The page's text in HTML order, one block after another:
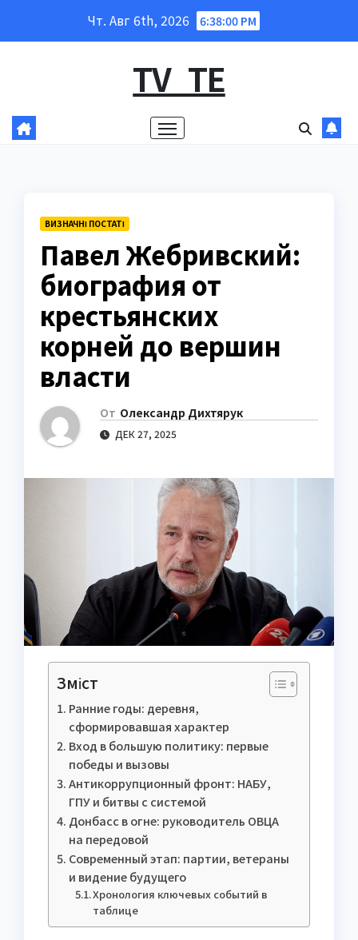
Чт. Авг 6th, 2026 6:38:01 PM
TV_TE
ВИЗНАЧНІ ПОСТАТІ
Павел Жебривский:
биография от
крестьянских
корней до вершин
власти
От Олександр Дихтярук
ДЕК 27, 2025
Зміст
Ранние годы: деревня,
сформировавшая характер
Вход в большую политику: первые
победы и вызовы
Антикоррупционный фронт: НАБУ,
ГПУ и битвы с системой
Донбасс в огне: руководитель ОВЦА
на передовой
Современный этап: партии, ветераны
и видение будущего
Хронология ключевых событий в
таблице